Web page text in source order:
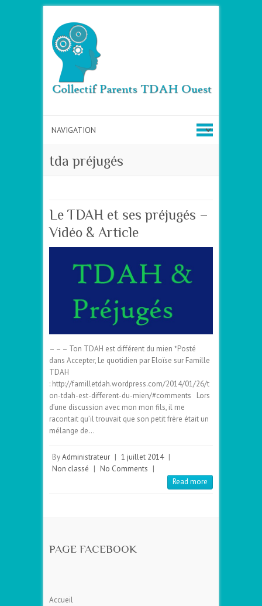
tda préjugés
Le TDAH et ses préjugés –
Vidéo & Article
– – – Ton TDAH est différent du mien *Posté
dans Accepter, Le quotidien par Eloïse sur Famille
TDAH
: http://familletdah.wordpress.com/2014/01/26/t
on-tdah-est-different-du-mien/#comments Lors
d’une discussion avec mon mon fils, il me
racontait qu’il trouvait que son petit frère était un
mélange de…
ByAdministrateur | 1 juillet 2014 |
Non classé | No Comments |
Read more
PAGE FACEBOOK
Accueil